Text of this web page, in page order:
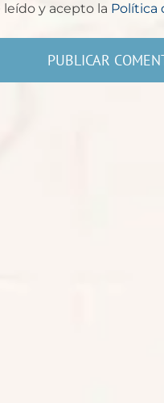
leído y acepto la Política